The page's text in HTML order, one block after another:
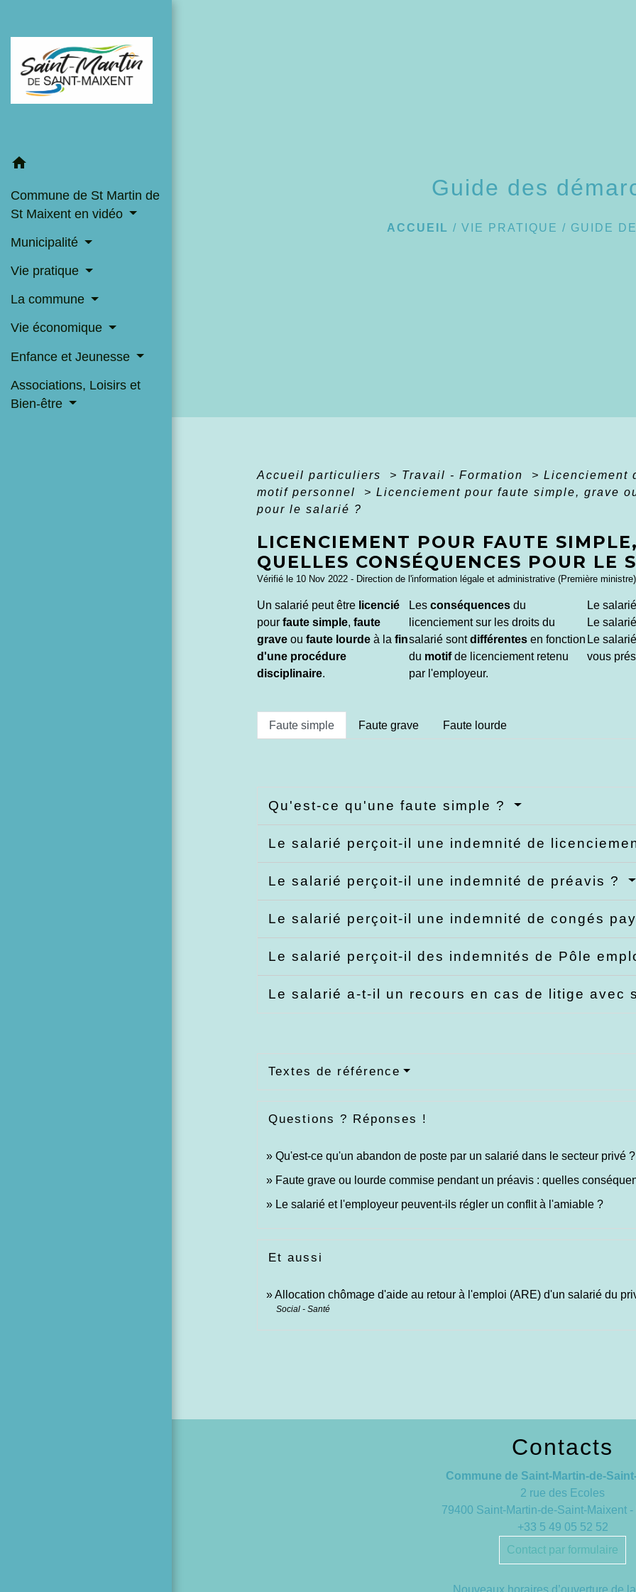
home
Commune de St Martin de
St Maixent en vidéo
Municipalité
Vie pratique
La commune
Vie économique
Enfance et Jeunesse
Associations, Loisirs et
Bien-être
Guide des
ACCUEIL /VIE PRATIQUE / GUIDE
Accueil particuliers > Travail - Formation > Licenciement
motif personnel
> Licenciement pour faute simple, grave
pour le salarié ?
LICENCIEMENT POUR FAUTE
QUELLES CONSÉQUENCES POUR LE
Vérifié le 10 Nov 2022 - Direction de l'information légale et administrative (Première ministre)
Un salarié peut être licencié
pour faute simple, faute
graveou faute lourdeà la fin
d'une procédure
disciplinaire.
Les conséquencesdu
licenciement sur les droits du
salarié sontdifférentesen fonction
du motifde licenciement retenu
par l'employeur.
Le
Le
Le
vous
Faute simple Faute grave Faute lourde
Qu'est-ce qu'une faute simple ?
Le salarié perçoit-il une indemnité de
Le salarié perçoit-il une indemnité de préavis ?
Le salarié perçoit-il une indemnité de congés
Le salarié perçoit-il des indemnités de Pôle
Le salarié a-t-il un recours en cas de litige avec
Textes de référence
Questions ? Réponses !
Qu'est-ce qu'un abandon de poste par un salarié dans le secteur privé ?
Faute grave ou lourde commise pendant un préavis : quelles
Le salarié et l'employeur peuvent-ils régler un conflit à l'amiable ?
Et aussi
Allocation chômage d'aide au retour à l'emploi (ARE) d'un salarié du
Social - Santé
Contacts
Commune de Saint-Martin-de-
2 rue des Ecoles
79400 Saint-Martin-de-Saint-Maixent
+33 5 49 05 52 52
Contact par formulaire